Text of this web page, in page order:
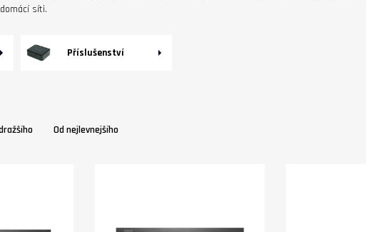
síti.
Příslušenství
Od nejlevnejšího